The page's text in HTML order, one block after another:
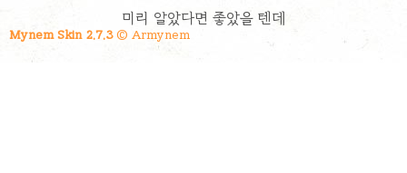
크 사진 첨부했으니 꼭 알아보시고 예약하고 방문
하세요! 아이들이 있으면 투썸 해피데이베어도 괜
미리 알았다면 좋았을 텐데
Mynem Skin 2.7.3© Armynem